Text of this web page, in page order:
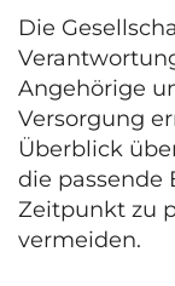
Die
Angehörige
Versorgung
Überblick
die passende
Zeitpunkt zu
vermeiden.